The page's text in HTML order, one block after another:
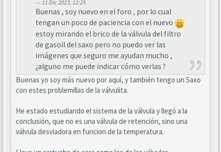
11 Dic 2023, 12:25
Buenas , soy nuevo en el foro , por lo cual
tengan un poco de paciencia con el nuevo
estoy mirando el brico de la válvula del filtro
de gasoil del saxo pero no puedo ver las
imágenes que seguro me ayudan mucho ,
¿alguno me puede indicar cómo verlas ?
Buenas yo soy más nuevo por aquí, y también tengo un Saxo
con estes problemillas de la válvulita.
He estado estudiando el sistema de la válvula y llegó a la
conclusión, que no es una válvula de retención, sino una
válvula desviadora en funcion de la temperatura.